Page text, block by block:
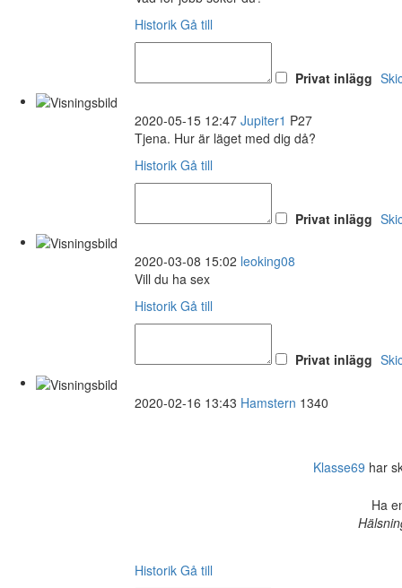
Historik Gå till
Privat inlägg
2020-05-15 12:47 Jupiter1 P27
Tjena. Hur är läget med dig då?
Historik Gå till
Privat inlägg
2020-03-08 15:02 leoking08
Vill du ha sex
Historik Gå till
Privat inlägg
2020-02-16 13:43 Hamstern 1340
Klasse69 har
Ha
Historik Gå till